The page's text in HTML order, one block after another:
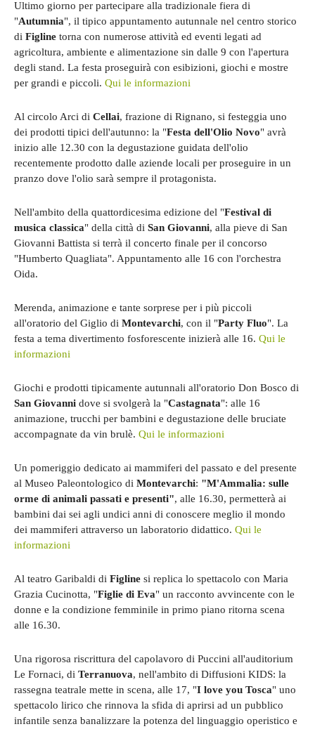
Ultimo giorno per partecipare alla tradizionale fiera di
"Autumnia", il tipico appuntamento autunnale nel centro storico
di Figline torna con numerose attività ed eventi legati ad
agricoltura, ambiente e alimentazione sin dalle 9 con l'apertura
degli stand. La festa proseguirà con esibizioni, giochi e mostre
per grandi e piccoli. Qui le informazioni
Al circolo Arci di Cellai, frazione di Rignano, si festeggia uno
dei prodotti tipici dell'autunno: la "Festa dell'Olio Novo" avrà
inizio alle 12.30 con la degustazione guidata dell'olio
recentemente prodotto dalle aziende locali per proseguire in un
pranzo dove l'olio sarà sempre il protagonista.
Nell'ambito della quattordicesima edizione del "Festival di
musica classica" della città di San Giovanni, alla pieve di San
Giovanni Battista si terrà il concerto finale per il concorso
"Humberto Quagliata". Appuntamento alle 16 con l'orchestra
Oida.
Merenda, animazione e tante sorprese per i più piccoli
all'oratorio del Giglio di Montevarchi, con il "Party Fluo". La
festa a tema divertimento fosforescente inizierà alle 16. Qui le
informazioni
Giochi e prodotti tipicamente autunnali all'oratorio Don Bosco di
San Giovanni dove si svolgerà la "Castagnata": alle 16
animazione, trucchi per bambini e degustazione delle bruciate
accompagnate da vin brulè. Qui le informazioni
Un pomeriggio dedicato ai mammiferi del passato e del presente
al Museo Paleontologico di Montevarchi: "M'Ammalia: sulle
orme di animali passati e presenti", alle 16.30, permetterà ai
bambini dai sei agli undici anni di conoscere meglio il mondo
dei mammiferi attraverso un laboratorio didattico. Qui le
informazioni
Al teatro Garibaldi di Figline si replica lo spettacolo con Maria
Grazia Cucinotta, "Figlie di Eva" un racconto avvincente con le
donne e la condizione femminile in primo piano ritorna scena
alle 16.30.
Una rigorosa riscrittura del capolavoro di Puccini all'auditorium
Le Fornaci, di Terranuova, nell'ambito di Diffusioni KIDS: la
rassegna teatrale mette in scena, alle 17, "I love you Tosca" uno
spettacolo lirico che rinnova la sfida di aprirsi ad un pubblico
infantile senza banalizzare la potenza del linguaggio operistico e